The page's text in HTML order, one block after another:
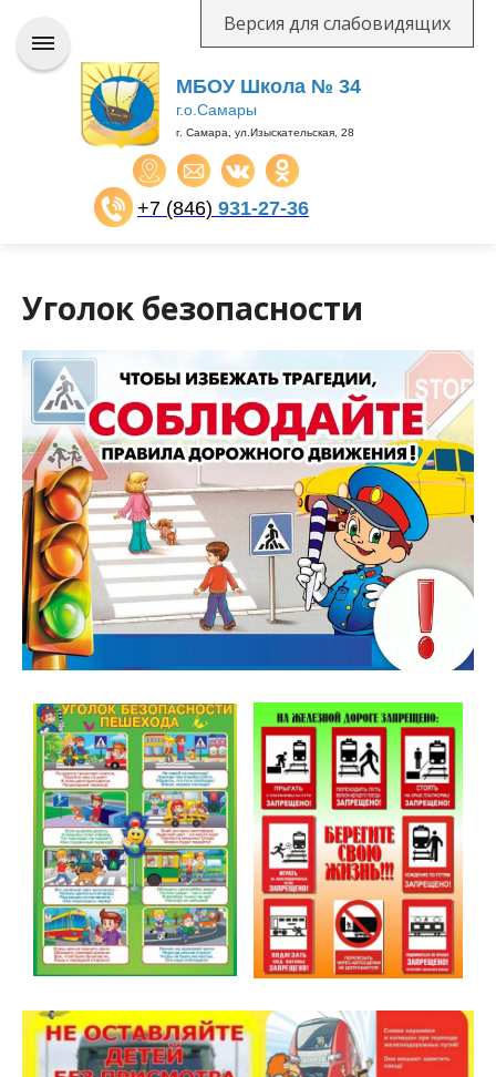
Версия для слабовидящих
МБОУ Школа № 34
г.о.Самары
г. Самара, ул.Изыскательская, 28
+7 (846) 931-27-36
Уголок безопасности